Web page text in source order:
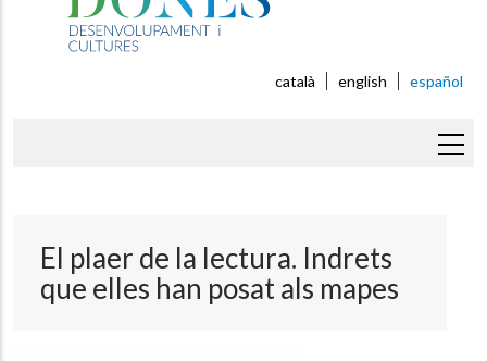
català english español
ayudaEl plaer de la lectura. Indrets
que elles han posat als mapes